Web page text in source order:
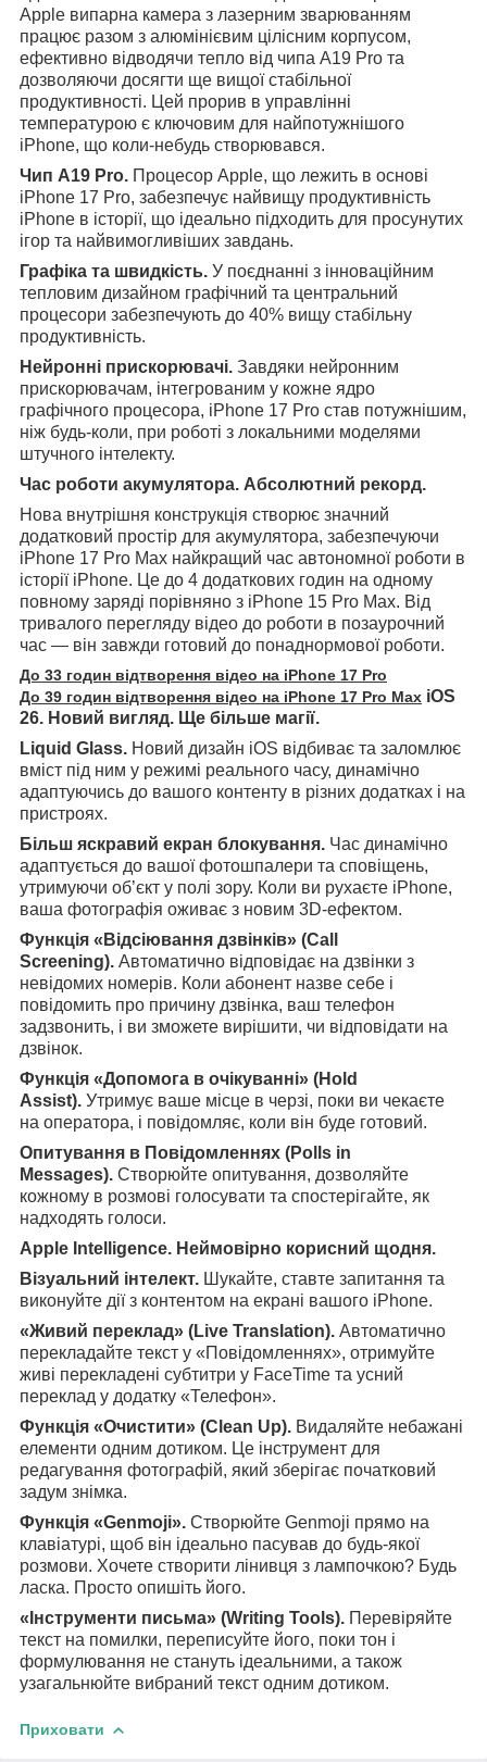
Apple випарна камера з лазерним зварюванням
працює разом з алюмінієвим цілісним корпусом,
ефективно відводячи тепло від чипа A19 Pro та
дозволяючи досягти ще вищої стабільної
продуктивності. Цей прорив в управлінні
температурою є ключовим для найпотужнішого
iPhone, що коли-небудь створювався.
Чип A19 Pro. Процесор Apple, що лежить в основі
iPhone 17 Pro, забезпечує найвищу продуктивність
iPhone в історії, що ідеально підходить для просунутих
ігор та найвимогливіших завдань.
Графіка та швидкість. У поєднанні з інноваційним
тепловим дизайном графічний та центральний
процесори забезпечують до 40% вищу стабільну
продуктивність.
Нейронні прискорювачі. Завдяки нейронним
прискорювачам, інтегрованим у кожне ядро
графічного процесора, iPhone 17 Pro став потужнішим,
ніж будь-коли, при роботі з локальними моделями
штучного інтелекту.
Час роботи акумулятора. Абсолютний рекорд.
Нова внутрішня конструкція створює значний
додатковий простір для акумулятора, забезпечуючи
iPhone 17 Pro Max найкращий час автономної роботи в
історії iPhone. Це до 4 додаткових годин на одному
повному заряді порівняно з iPhone 15 Pro Max. Від
тривалого перегляду відео до роботи в позаурочний
час — він завжди готовий до понаднормової роботи.
До 33 годин відтворення відео на iPhone 17 Pro
До 39 годин відтворення відео на iPhone 17 Pro Max iOS
26. Новий вигляд. Ще більше магії.
Liquid Glass. Новий дизайн iOS відбиває та заломлює
вміст під ним у режимі реального часу, динамічно
адаптуючись до вашого контенту в різних додатках і на
пристроях.
Більш яскравий екран блокування. Час динамічно
адаптується до вашої фотошпалери та сповіщень,
утримуючи об’єкт у полі зору. Коли ви рухаєте iPhone,
ваша фотографія оживає з новим 3D-ефектом.
Функція «Відсіювання дзвінків» (Call
Screening). Автоматично відповідає на дзвінки з
невідомих номерів. Коли абонент назве себе і
повідомить про причину дзвінка, ваш телефон
задзвонить, і ви зможете вирішити, чи відповідати на
дзвінок.
Функція «Допомога в очікуванні» (Hold
Assist). Утримує ваше місце в черзі, поки ви чекаєте
на оператора, і повідомляє, коли він буде готовий.
Опитування в Повідомленнях (Polls in
Messages). Створюйте опитування, дозволяйте
кожному в розмові голосувати та спостерігайте, як
надходять голоси.
Apple Intelligence. Неймовірно корисний щодня.
Візуальний інтелект. Шукайте, ставте запитання та
виконуйте дії з контентом на екрані вашого iPhone.
«Живий переклад» (Live Translation). Автоматично
перекладайте текст у «Повідомленнях», отримуйте
живі перекладені субтитри у FaceTime та усний
переклад у додатку «Телефон».
Функція «Очистити» (Clean Up). Видаляйте небажані
елементи одним дотиком. Це інструмент для
редагування фотографій, який зберігає початковий
задум знімка.
Функція «Genmoji». Створюйте Genmoji прямо на
клавіатурі, щоб він ідеально пасував до будь-якої
розмови. Хочете створити лінивця з лампочкою? Будь
ласка. Просто опишіть його.
«Інструменти письма» (Writing Tools). Перевіряйте
текст на помилки, переписуйте його, поки тон і
формулювання не стануть ідеальними, а також
узагальнюйте вибраний текст одним дотиком.
Приховати